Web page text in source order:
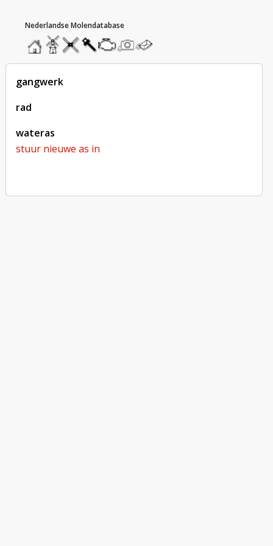
homemolendatabase
roedendatabase
assendatabase
motorendatabase
stuur
een
foto
stuur
een
bericht
gangwerk
rad
wateras
stuur nieuwe as in